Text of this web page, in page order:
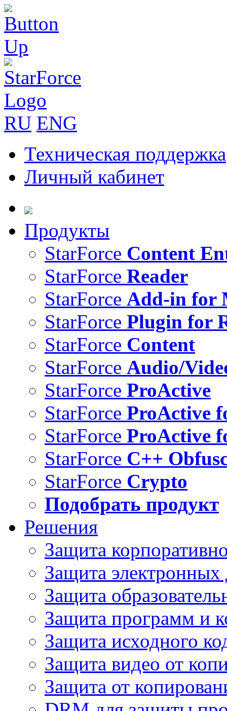
RU ENG
Техническая поддержка
Личный кабинет
Продукты
StarForce Content
StarForce Reader
StarForce Add-in for
StarForce Plugin for
StarForce Content
StarForce Audio/
StarForce ProActive
StarForce ProActive
StarForce ProActive
StarForce C++
StarForce Crypto
Подобрать продукт
Решения
Защита
Защита электронных
Защита
Защита программ и
Защита исходного
Защита видео от
Защита от